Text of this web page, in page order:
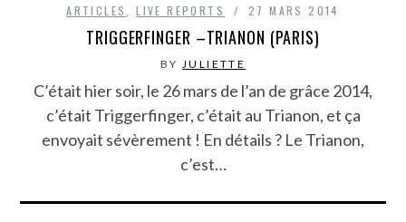
ARTICLES ,LIVE REPORTS 27 MARS 2014
TRIGGERFINGER –TRIANON (PARIS)
BY JULIETTE
C’était hier soir, le 26 mars de l’an de grâce 2014,
c’était Triggerfinger, c’était au Trianon, et ça
envoyait sévèrement ! En détails ? Le Trianon,
c’est…